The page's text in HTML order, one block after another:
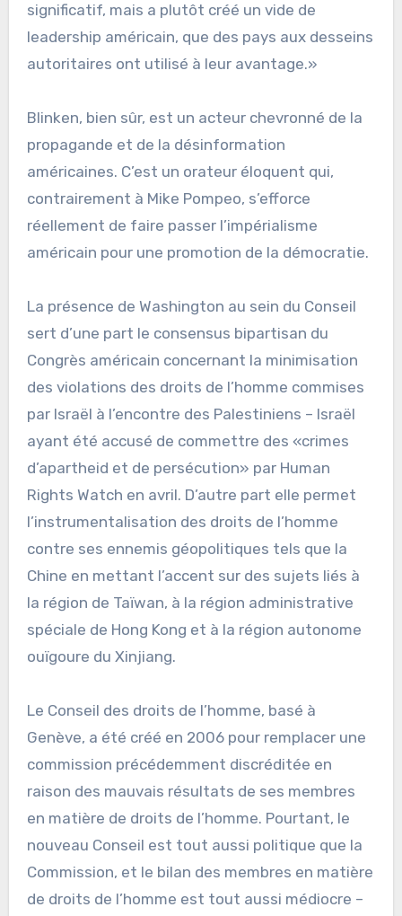
significatif, mais a plutôt créé un vide de
leadership américain, que des pays aux desseins
autoritaires ont utilisé à leur avantage.»
Blinken, bien sûr, est un acteur chevronné de la
propagande et de la désinformation
américaines. C’est un orateur éloquent qui,
contrairement à Mike Pompeo, s’efforce
réellement de faire passer l’impérialisme
américain pour une promotion de la démocratie.
La présence de Washington au sein du Conseil
sert d’une part le consensus bipartisan du
Congrès américain concernant la minimisation
des violations des droits de l’homme commises
par Israël à l’encontre des Palestiniens – Israël
ayant été accusé de commettre des «crimes
d’apartheid et de persécution» par Human
Rights Watch en avril. D’autre part elle permet
l’instrumentalisation des droits de l’homme
contre ses ennemis géopolitiques tels que la
Chine en mettant l’accent sur des sujets liés à
la région de Taïwan, à la région administrative
spéciale de Hong Kong et à la région autonome
ouïgoure du Xinjiang.
Le Conseil des droits de l’homme, basé à
Genève, a été créé en 2006 pour remplacer une
commission précédemment discréditée en
raison des mauvais résultats de ses membres
en matière de droits de l’homme. Pourtant, le
nouveau Conseil est tout aussi politique que la
Commission, et le bilan des membres en matière
de droits de l’homme est tout aussi médiocre –